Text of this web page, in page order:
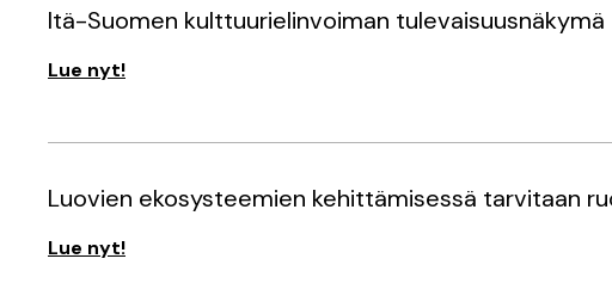
Itä-Suomen kulttuurielinvoiman tulevaisuusnäkymä
Lue nyt!
Luovien ekosysteemien kehittämisessä tarvitaan
Lue nyt!